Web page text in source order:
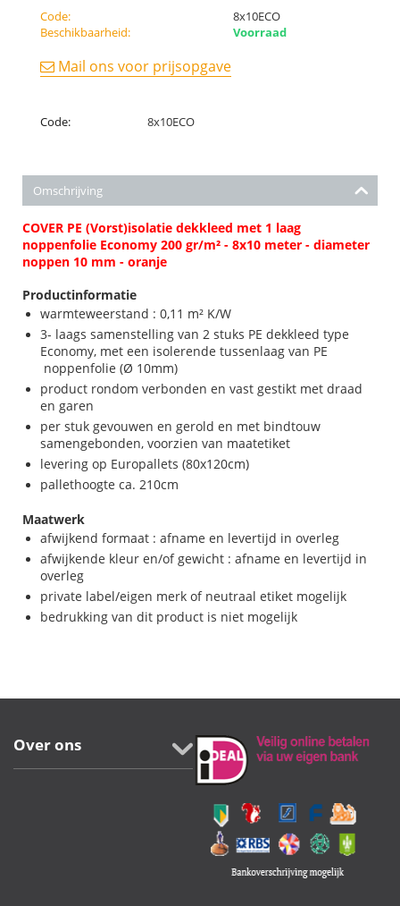
Code:
8x10ECO
Beschikbaarheid:
Voorraad
Mail ons voor prijsopgave
Code: 8x10ECO
Omschrijving
COVER PE (Vorst)isolatie dekkleed met 1 laag
noppenfolie Economy 200 gr/m² - 8x10 meter - diameter
noppen 10 mm - oranje
Productinformatie
warmteweerstand : 0,11 m² K/W
3- laags samenstelling van 2 stuks PE dekkleed type
Economy, met een isolerende tussenlaag van PE
noppenfolie (Ø 10mm)
product rondom verbonden en vast gestikt met draad
en garen
per stuk gevouwen en gerold en met bindtouw
samengebonden, voorzien van maatetiket
levering op Europallets (80x120cm)
pallethoogte ca. 210cm
Maatwerk
afwijkend formaat : afname en levertijd in overleg
afwijkende kleur en/of gewicht : afname en levertijd in
overleg
private label/eigen merk of neutraal etiket mogelijk
bedrukking van dit product is niet mogelijk
Over ons